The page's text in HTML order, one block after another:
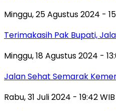
Minggu, 25 Agustus 2024 -
Terimakasih Pak Bupati,
Minggu, 18 Agustus 2024 -
Jalan Sehat Semarak
Rabu, 31 Juli 2024 - 19:42 WIB